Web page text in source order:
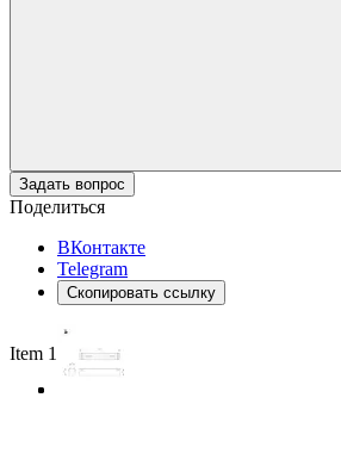
Задать вопрос
Поделиться
ВКонтакте
Telegram
Скопировать ссылку
Item 1 of 3